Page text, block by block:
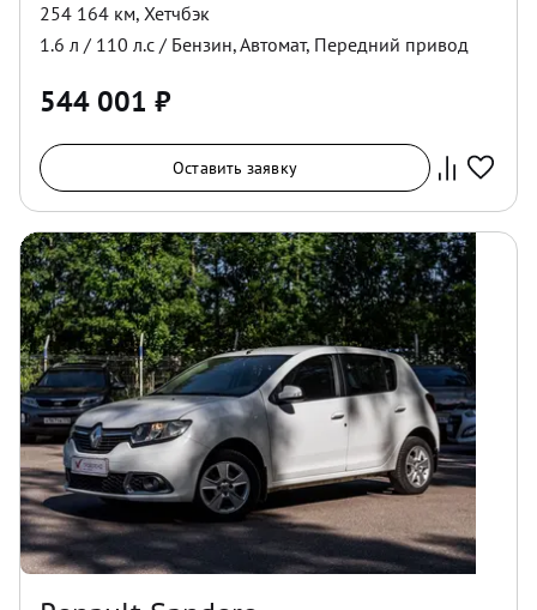
254 164 км, Хетчбэк
1.6 л / 110 л.с / Бензин,Автомат, Передний привод
544 001 ₽
Оставить заявку